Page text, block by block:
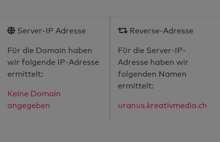
Server-IP Adresse
Für die Domain haben
wir folgende IP-Adresse
ermittelt:
Keine Domain
angegeben
Reverse-Adresse
Für die Server-IP-
Adresse haben wir
folgenden Namen
ermittelt:
uranus.kreativmedia.ch